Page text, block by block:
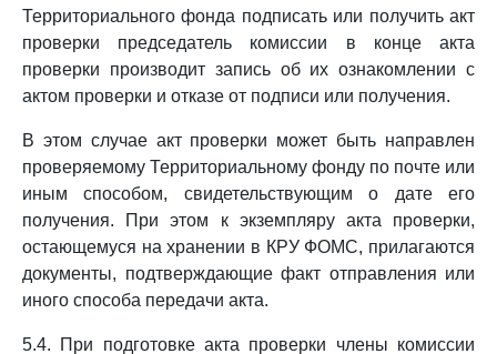
Территориального фонда подписать или получить акт
проверки председатель комиссии в конце акта
проверки производит запись об их ознакомлении с
актом проверки и отказе от подписи или получения.
В этом случае акт проверки может быть направлен
проверяемому Территориальному фонду по почте или
иным способом, свидетельствующим о дате его
получения. При этом к экземпляру акта проверки,
остающемуся на хранении в КРУ ФОМС, прилагаются
документы, подтверждающие факт отправления или
иного способа передачи акта.
5.4. При подготовке акта проверки члены комиссии